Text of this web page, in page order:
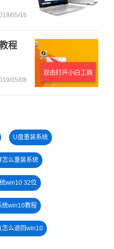
05/16
程
05/08
U盘重装系统
怎么重装系统
win10 32位
统win10教程
怎么退回win10